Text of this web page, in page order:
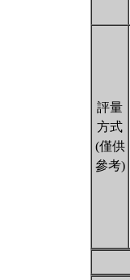
評量
方式
(僅供
參考)